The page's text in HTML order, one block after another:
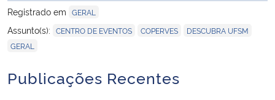
Registrado em GERAL
Assunto(s): CENTRO DE EVENTOS COPERVES DESCUBRA UFSM
GERAL
Publicações Recentes